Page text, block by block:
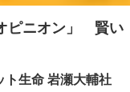
ピニオン」 賢い
ト生命 岩瀬大輔社